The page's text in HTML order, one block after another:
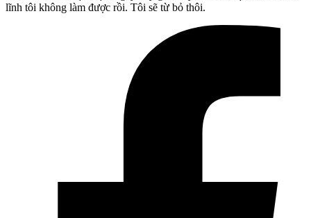
lĩnh tôi không làm được rồi. Tôi sẽ từ bỏ thôi.